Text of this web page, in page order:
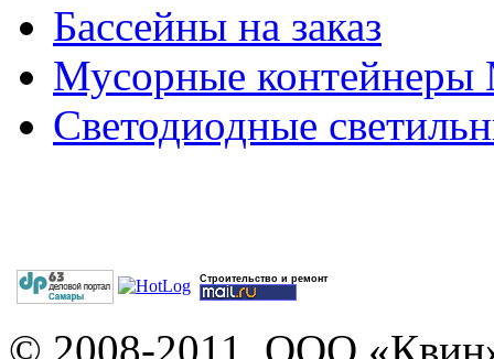
Бассейны на заказ
Мусорные контейнеры
Светодиодные
Строительство и ремонт
© 2008-2011. ООО